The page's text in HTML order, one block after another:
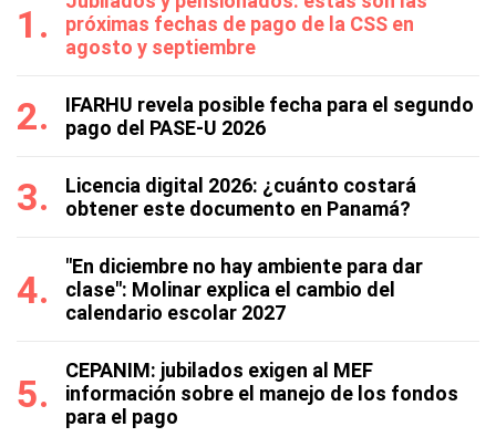
próximas fechas de pago de la CSS en
agosto y septiembre
IFARHU revela posible fecha para el segundo
pago del PASE-U 2026
Licencia digital 2026: ¿cuánto costará
obtener este documento en Panamá?
"En diciembre no hay ambiente para dar
clase": Molinar explica el cambio del
calendario escolar 2027
CEPANIM: jubilados exigen al MEF
información sobre el manejo de los fondos
para el pago